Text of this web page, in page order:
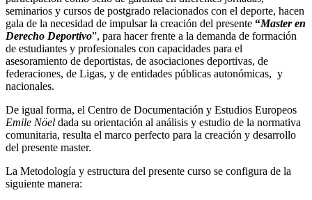
seminarios y cursos de postgrado relacionados con el deporte, hacen
gala de la necesidad de impulsar la creación del presente “Master en
Derecho Deportivo”, para hacer frente a la demanda de formación
de estudiantes y profesionales con capacidades para el
asesoramiento de deportistas, de asociaciones deportivas, de
federaciones, de Ligas, y de entidades públicas autonómicas, y
nacionales.
De igual forma, el Centro de Documentación y Estudios Europeos
Emile Nöel dada su orientación al análisis y estudio de la normativa
comunitaria, resulta el marco perfecto para la creación y desarrollo
del presente master.
La Metodología y estructura del presente curso se configura de la
siguiente manera: